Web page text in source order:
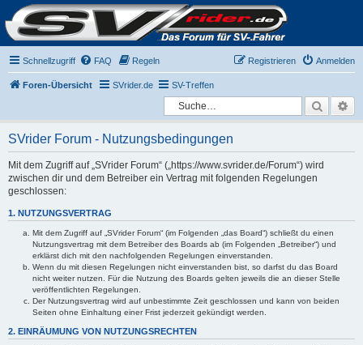
Schnellzugriff FAQ Regeln Anmelden
Registrieren
Foren-Übersicht SVrider.de SV-Treffen
Suche
SVrider Forum - Nutzungsbedingungen
Mit dem Zugriff auf „SVrider Forum“ („https://www.svrider.de/Forum“) wird
zwischen dir und dem Betreiber ein Vertrag mit folgenden Regelungen
geschlossen:
1. NUTZUNGSVERTRAG
Mit dem Zugriff auf „SVrider Forum“ (im Folgenden „das Board“) schließt du einen
Nutzungsvertrag mit dem Betreiber des Boards ab (im Folgenden „Betreiber“) und
erklärst dich mit den nachfolgenden Regelungen einverstanden.
Wenn du mit diesen Regelungen nicht einverstanden bist, so darfst du das Board
nicht weiter nutzen. Für die Nutzung des Boards gelten jeweils die an dieser Stelle
veröffentlichten Regelungen.
Der Nutzungsvertrag wird auf unbestimmte Zeit geschlossen und kann von beiden
Seiten ohne Einhaltung einer Frist jederzeit gekündigt werden.
2. EINRÄUMUNG VON NUTZUNGSRECHTEN